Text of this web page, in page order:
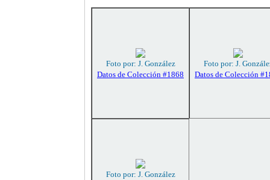
Foto por: J. González
Datos de Colección #1868
Foto por: J.
Datos de Colección
Foto por: J. González